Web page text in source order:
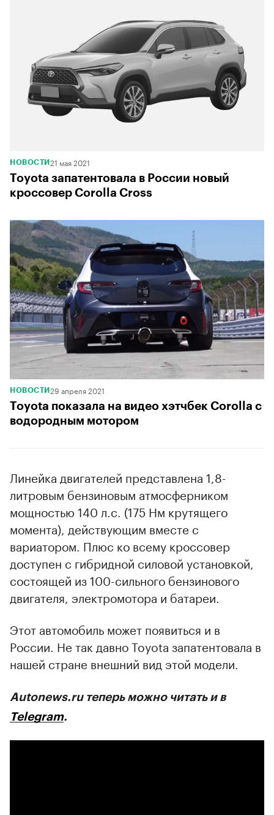
НОВОСТИ 21 мая 2021
Toyota запатентовала в России новый
кроссовер Corolla Cross
НОВОСТИ 29 апреля 2021
Toyota показала на видео хэтчбек Corolla с
водородным мотором
Линейка двигателей представлена 1,8-
литровым бензиновым атмосферником
мощностью 140 л.с. (175 Нм крутящего
момента), действующим вместе с
вариатором. Плюс ко всему кроссовер
доступен с гибридной силовой установкой,
состоящей из 100-сильного бензинового
двигателя, электромотора и батареи.
Этот автомобиль может появиться и в
России. Не так давно Toyota запатентовала в
нашей стране внешний вид этой модели.
Autonews.ru теперь можно читать и в
Telegram.